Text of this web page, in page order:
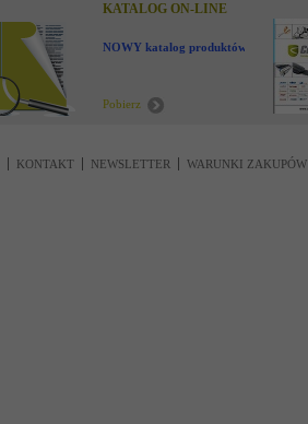
KATALOG ON-LINE
NOWY katalog produktów !
Pobierz
KONTAKT NEWSLETTER WARUNKI ZAKUPÓW